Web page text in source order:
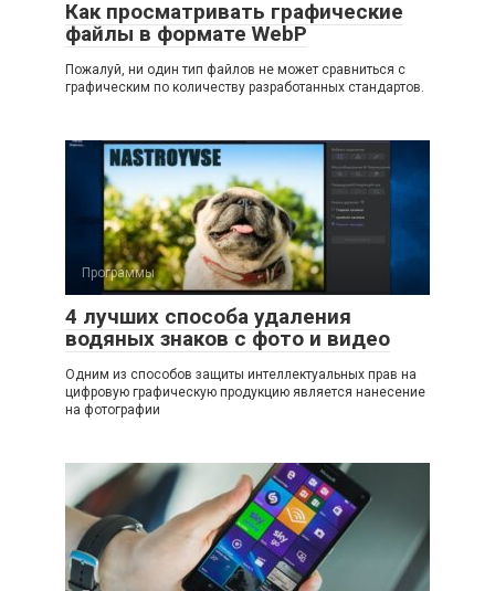
Как просматривать графические
файлы в формате WebP
Пожалуй, ни один тип файлов не может сравниться с
графическим по количеству разработанных стандартов.
Программы
4 лучших способа удаления
водяных знаков с фото и видео
Одним из способов защиты интеллектуальных прав на
цифровую графическую продукцию является нанесение
на фотографии